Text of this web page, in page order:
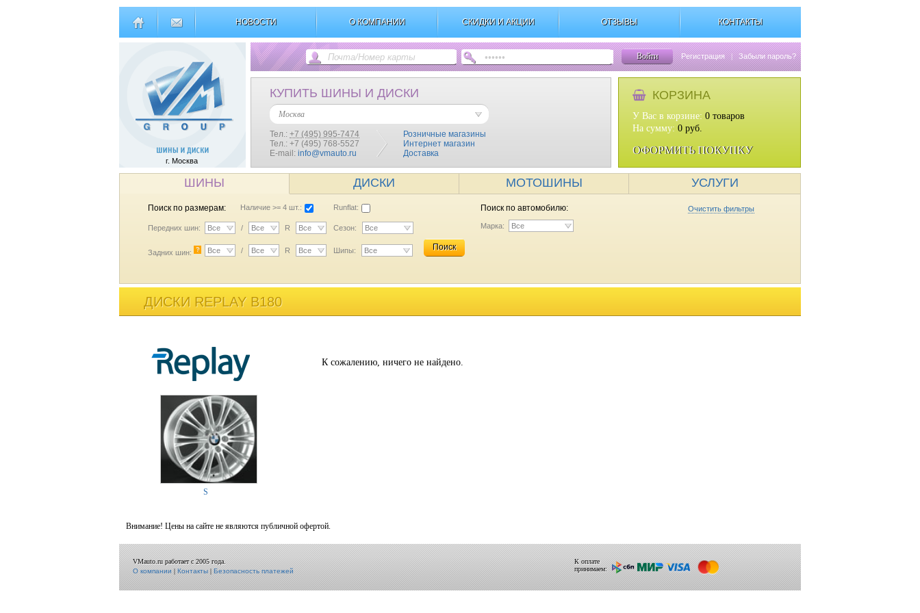
НОВОСТИ О КОМПАНИИ СКИДКИ И АКЦИИ ОТЗЫВЫ КОНТАКТЫ
г. Москва
Войти Регистрация | Забыли пароль?
КУПИТЬ ШИНЫ И ДИСКИ
Москва
Тел.: +7 (495) 995-7474
Тел.: +7 (495) 768-5527
E-mail: info@vmauto.ru
Розничные магазины
Интернет магазин
Доставка
КОРЗИНА
У Вас в корзине: 0 товаров
На сумму: 0 руб.
ОФОРМИТЬ ПОКУПКУ
ШИНЫ ДИСКИ МОТОШИНЫ УСЛУГИ
Поиск по размерам: Наличие >= 4 шт.: Runflat:
Передних шин: Все / Все R Все Сезон: Все
Задних шин: ? Все / Все R Все Шипы: Все Поиск
Поиск по автомобилю: Очистить фильтры
Марка: Все
ДИСКИ REPLAY B180
S
К сожалению, ничего не найдено.
Внимание! Цены на сайте не являются публичной офертой.
VMauto.ru работает с 2005 года.
О компании|Контакты|Безопасность платежей
К оплате
принимаем: